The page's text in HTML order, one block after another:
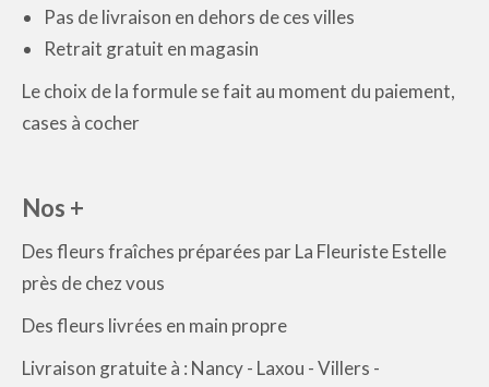
Pas de livraison en dehors de ces villes
Retrait gratuit en magasin
Le choix de la formule se fait au moment du paiement,
cases à cocher
Nos +
Des fleurs fraîches préparées par La Fleuriste Estelle
près de chez vous
Des fleurs livrées en main propre
Livraison gratuite à : Nancy - Laxou - Villers -